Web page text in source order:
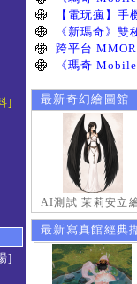
]
]
最新奇幻繪圖館
AI測試 茉莉安立
最新寫真館經典